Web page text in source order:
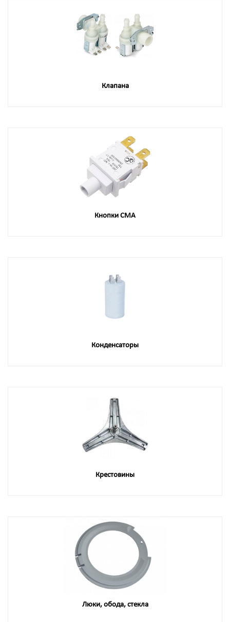
Клапана
Кнопки СМА
Конденсаторы
Крестовины
Люки, обода, стекла